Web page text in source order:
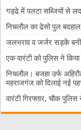
गड्ढे में पलटा सब्जियों से
निचलौल का ढेसो पुल
जलभराव व जर्जर सड़कें बनीं
एक वारंटी को पुलिस ने किया
निचलौल। बजहा उर्फ
महराजगंज को दिलाई नई
वारंटी गिरफ्तार, चौक